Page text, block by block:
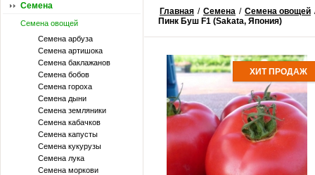
Семена
Семена овощей
Семена арбуза
Семена артишока
Семена баклажанов
Семена бобов
Семена гороха
Семена дыни
Семена земляники
Семена кабачков
Семена капусты
Семена кукурузы
Семена лука
Семена моркови
Главная / Семена / Семена овощей
Пинк Буш F1 (Sakata, Япония)
ХИТ ПРОДАЖ